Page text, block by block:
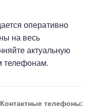
оперативно
на весь
актуальную
телефонам.
Контактные телефоны: